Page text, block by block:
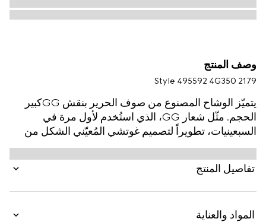
وصف المنتج
Style ‎495592 4G350 2179
يتميّز الوشاح المصنوع من صوف الحرير بنقش GGكبير
الحجم. مثّل شعار GG، الذي استُخدم لأول مرة في
السبعينيات، تطويراً لتصميم غوتشي المُعيّني الشكل من
الثلاثينيات، وترسّخ منذ ذلك الحين كرمز لتراث غوتشي. من
أجل مجموعة كروز 2018، استعيد نمط GG بطرق
بجديدة، في إشادة بجذور غوتشي.
تفاصيل المنتج
المواد والعناية